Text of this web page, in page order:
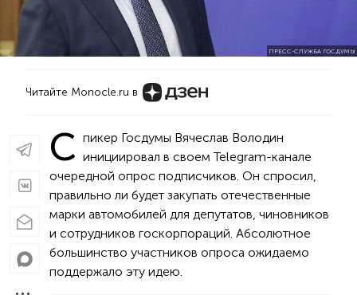
ПРЕСС-СЛУЖБА ГОСДУМЫ
Читайте Monocle.ru в
С пикер Госдумы Вячеслав Володин
инициировал в своем Telegram-канале
очередной опрос подписчиков. Он спросил,
правильно ли будет закупать отечественные
марки автомобилей для депутатов, чиновников
и сотрудников госкорпораций. Абсолютное
большинство участников опроса ожидаемо
поддержало эту идею.